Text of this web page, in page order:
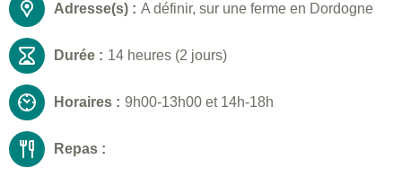
Adresse(s) : A définir, sur une ferme en Dordogne
Durée : 14 heures (2 jours)
Horaires : 9h00-13h00 et 14h-18h
Repas :